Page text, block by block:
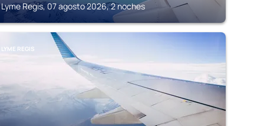
Lyme Regis, 07 agosto 2026, 2 noches
LYME REGIS